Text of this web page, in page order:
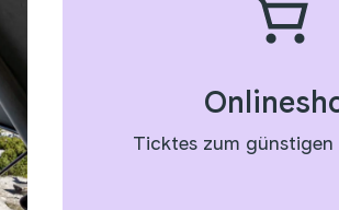
Ticktes zum günstigen